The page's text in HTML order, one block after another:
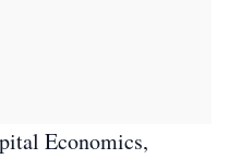
Economics,